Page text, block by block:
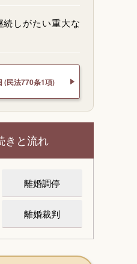
続しがたい重大な
(民法770条1項)
きと流れ
離婚調停
離婚裁判